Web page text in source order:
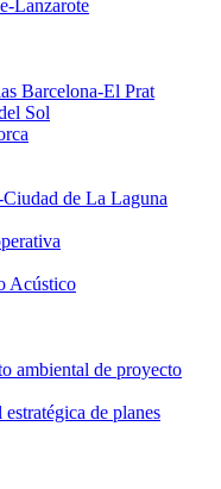
Lanzarote
Barcelona-El Prat
Sol
de La Laguna
Acústico
ambiental de proyecto
de planes